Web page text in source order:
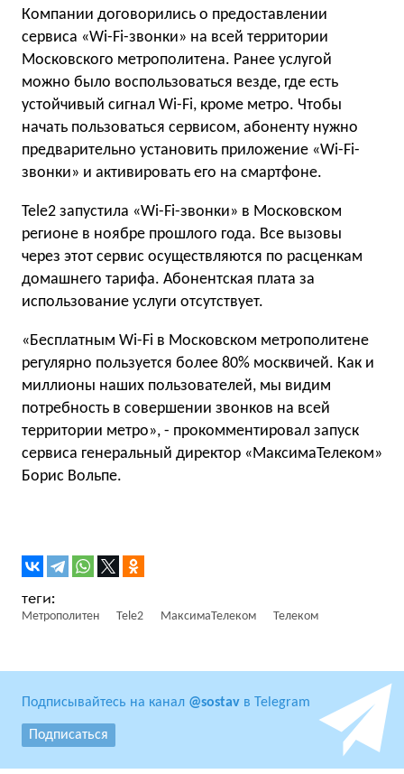
Компании договорились о предоставлении
сервиса «Wi-Fi-звонки» на всей территории
Московского метрополитена. Ранее услугой
можно было воспользоваться везде, где есть
устойчивый сигнал Wi-Fi, кроме метро. Чтобы
начать пользоваться сервисом, абоненту нужно
предварительно установить приложение «Wi-Fi-
звонки» и активировать его на смартфоне.
Tele2 запустила «Wi-Fi-звонки» в Московском
регионе в ноябре прошлого года. Все вызовы
через этот сервис осуществляются по расценкам
домашнего тарифа. Абонентская плата за
использование услуги отсутствует.
«Бесплатным Wi-Fi в Московском метрополитене
регулярно пользуется более 80% москвичей. Как и
миллионы наших пользователей, мы видим
потребность в совершении звонков на всей
территории метро», - прокомментировал запуск
сервиса генеральный директор «МаксимаТелеком»
Борис Вольпе.
Метрополитен Tele2 МаксимаТелеком Телеком
Подписывайтесь на канал @sostav в Telegram
Подписаться